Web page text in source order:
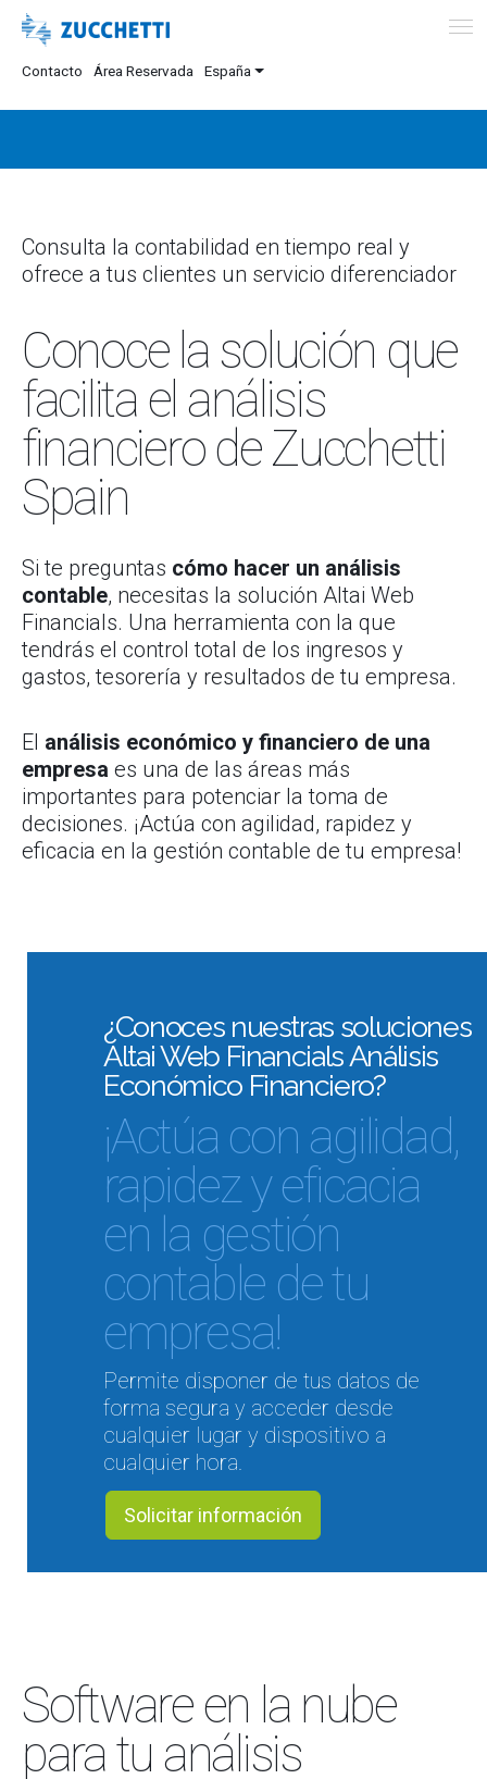
Contacto Área Reservada España
Consulta la contabilidad en tiempo real y
ofrece a tus clientes un servicio diferenciador
Conoce la solución que
facilita el análisis
financiero de Zucchetti
Spain
Si te preguntas cómo hacer un análisis
contable, necesitas la solución Altai Web
Financials. Una herramienta con la que
tendrás el control total de los ingresos y
gastos, tesorería y resultados de tu empresa.
El análisis económico y financiero de una
empresa es una de las áreas más
importantes para potenciar la toma de
decisiones. ¡Actúa con agilidad, rapidez y
eficacia en la gestión contable de tu empresa!
¿Conoces nuestras soluciones
Altai Web Financials Análisis
Económico Financiero?
¡Actúa con agilidad,
rapidez y eficacia
en la gestión
contable de tu
empresa!
Permite disponer de tus datos de
forma segura y acceder desde
cualquier lugar y dispositivo a
cualquier hora.
Solicitar información
Software en la nube
para tu análisis